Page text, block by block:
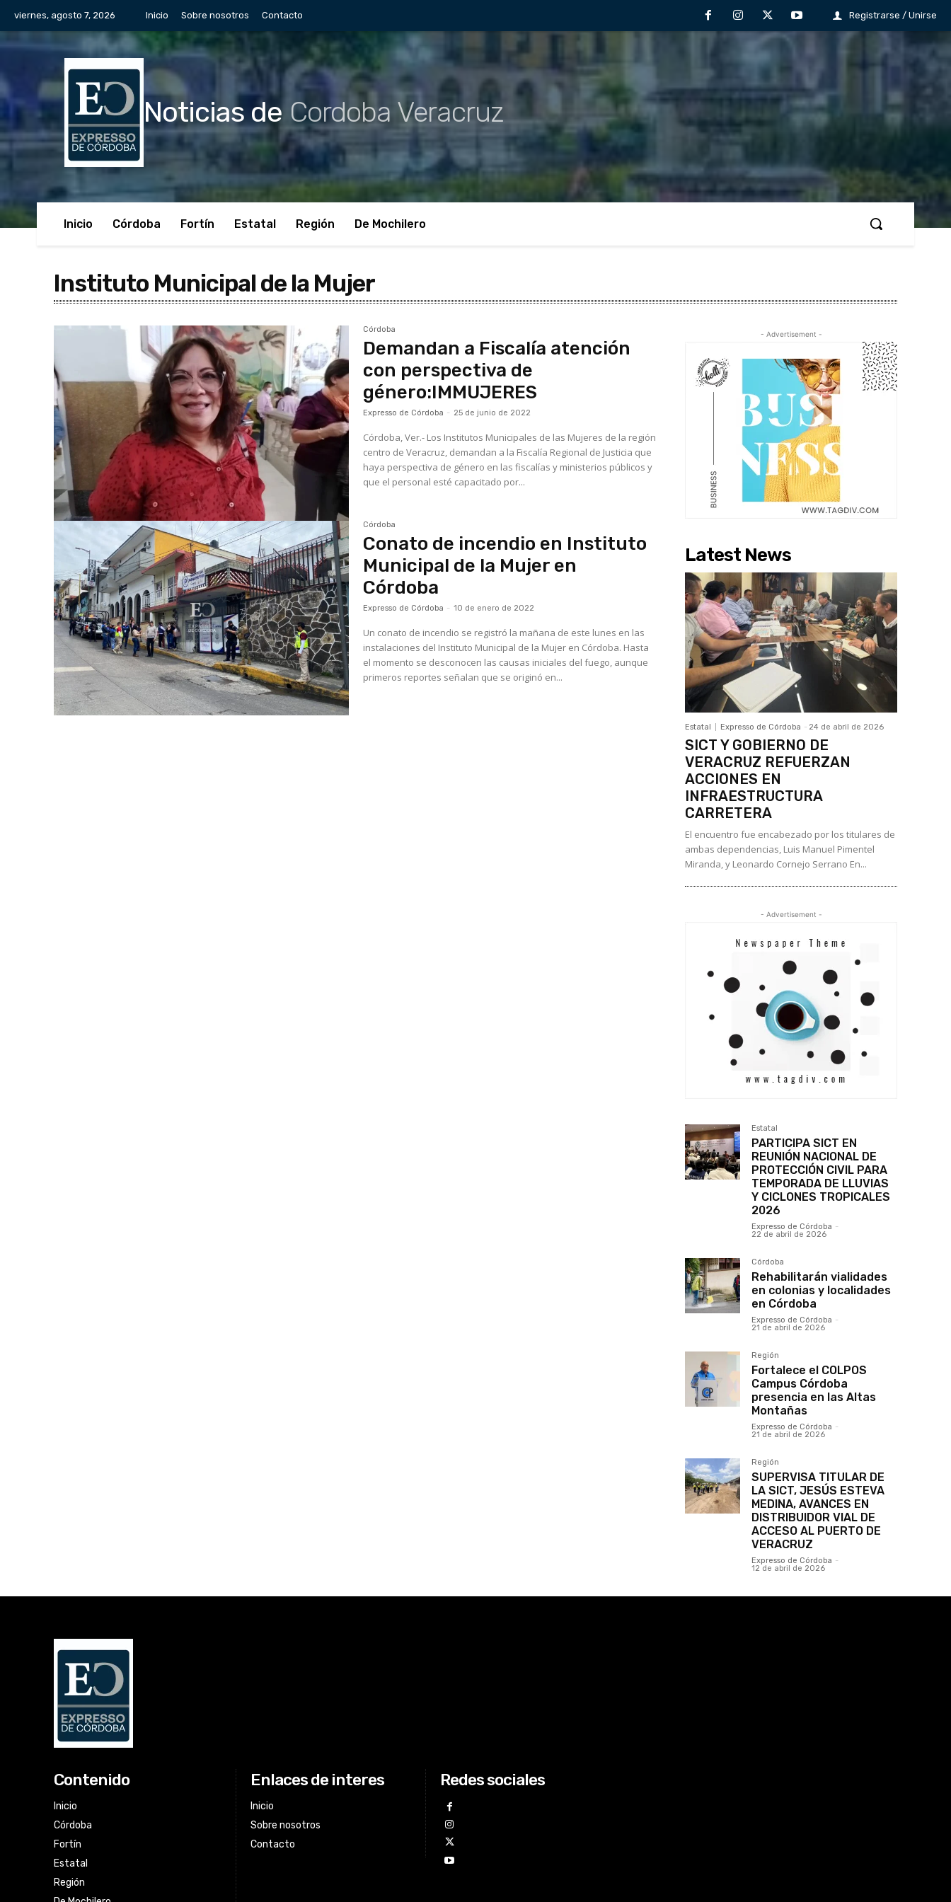
viernes, agosto 7, 2026 Inicio Sobre nosotros Contacto Registrarse / Unirse
Noticias de Cordoba Veracruz
Inicio Córdoba Fortín Estatal Región De Mochilero
Instituto Municipal de la Mujer
Córdoba
Demandan a Fiscalía atención
con perspectiva de
género:IMMUJERES
Expresso de Córdoba - 25 de junio de 2022
Córdoba, Ver.- Los Institutos Municipales de las Mujeres de la región
centro de Veracruz, demandan a la Fiscalía Regional de Justicia que
haya perspectiva de género en las fiscalías y ministerios públicos y
que el personal esté capacitado por...
Córdoba
Conato de incendio en Instituto
Municipal de la Mujer en
Córdoba
Expresso de Córdoba - 10 de enero de 2022
Un conato de incendio se registró la mañana de este lunes en las
instalaciones del Instituto Municipal de la Mujer en Córdoba. Hasta
el momento se desconocen las causas iniciales del fuego, aunque
primeros reportes señalan que se originó en...
- Advertisement -
Latest News
Estatal Expresso de Córdoba - 24 de abril de 2026
SICT Y GOBIERNO DE
VERACRUZ REFUERZAN
ACCIONES EN
INFRAESTRUCTURA
CARRETERA
El encuentro fue encabezado por los titulares de
ambas dependencias, Luis Manuel Pimentel
Miranda, y Leonardo Cornejo Serrano En...
- Advertisement -
Estatal
PARTICIPA SICT EN
REUNIÓN NACIONAL DE
PROTECCIÓN CIVIL PARA
TEMPORADA DE LLUVIAS
Y CICLONES TROPICALES
2026
Expresso de Córdoba -
22 de abril de 2026
Córdoba
Rehabilitarán vialidades
en colonias y localidades
en Córdoba
Expresso de Córdoba -
21 de abril de 2026
Región
Fortalece el COLPOS
Campus Córdoba
presencia en las Altas
Montañas
Expresso de Córdoba -
21 de abril de 2026
Región
SUPERVISA TITULAR DE
LA SICT, JESÚS ESTEVA
MEDINA, AVANCES EN
DISTRIBUIDOR VIAL DE
ACCESO AL PUERTO DE
VERACRUZ
Expresso de Córdoba -
12 de abril de 2026
Contenido
Inicio
Córdoba
Fortín
Estatal
Región
Enlaces de interes
Inicio
Sobre nosotros
Contacto
Redes sociales